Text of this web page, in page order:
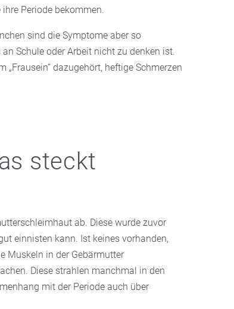
Periode bekommen.
sind die Symptome aber so
Schule oder Arbeit nicht zu denken ist.
dazugehört, heftige Schmerzen
steckt
ab. Diese wurde zuvor
einnisten kann. Ist keines vorhanden,
Muskeln in der Gebärmutter
Diese strahlen manchmal in den
mit der Periode auch über